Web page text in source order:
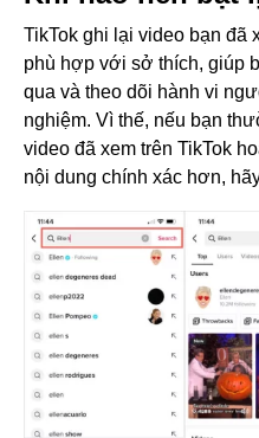
TikTok ghi lại video bạn đã
phù hợp với sở thích, giúp
qua và theo dõi hành vi
nghiệm. Vì thế, nếu bạn
video đã xem trên TikTok
nội dung chính xác hơn,